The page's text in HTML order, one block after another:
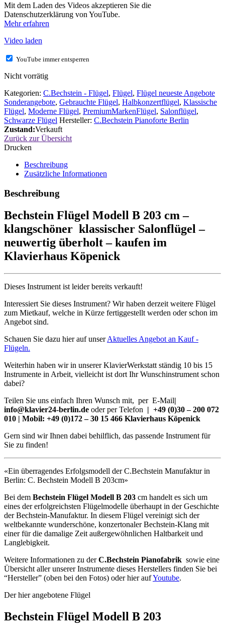
Mit dem Laden des Videos akzeptieren Sie die
Datenschutzerklärung von YouTube.
Mehr erfahren
Video laden
YouTube immer entsperren
Nicht vorrätig
Kategorien: C.Bechstein - Flügel, Flügel, Flügel neueste Angebote
Sonderangebote, Gebrauchte Flügel, Halbkonzertflügel, Klassische
Flügel, Moderne Flügel, PremiumMarkenFlügel, Salonflügel,
Schwarze Flügel Hersteller: C.Bechstein Pianoforte Berlin
Zustand:Verkauft
Zurück zur Übersicht
Drucken
Beschreibung
Zusätzliche Informationen
Beschreibung
Bechstein Flügel Modell B 203 cm –
klangschöner klassischer Salonflügel –
neuwertig überholt – kaufen im
Klavierhaus Köpenick
Dieses Instrument ist leider bereits verkauft!
Interessiert Sie dieses Instrument? Wir haben derzeit weitere Flügel
zum Mietkauf, welche in Kürze fertiggestellt werden oder schon im
Angebot sind.
Schauen Sie dazu hier auf unserAktuelles Angebot an Kauf -
Flügeln.
Weiterhin haben wir in unserer KlavierWerkstatt ständig 10 bis 15
Instrumente in Arbeit, vielleicht ist dort Ihr Wunschinstrument schon
dabei?
Teilen Sie uns einfach Ihren Wunsch mit, per E-Mail|
info@klavier24-berlin.de oder per Telefon | +49 (0)30 – 200 072
010 | Mobil: +49 (0)172 – 30 15 466 Klavierhaus Köpenick
Gern sind wir Ihnen dabei behilflich, das passende Instrument für
Sie zu finden!
«Ein überragendes Erfolgsmodell der C.Bechstein Manufaktur in
Berlin: C. Bechstein Modell B 203cm»
Bei dem Bechstein Flügel Modell B 203 cm handelt es sich um
eines der erfolgreichsten Flügelmodelle überhaupt in der Geschichte
der Bechstein-Manufaktur. In diesem Flügel vereinigt sich der
weltbekannte wunderschöne, konzertonaler Bechstein-Klang mit
einer für die damalige Zeit außergewöhnlichen Haltbarkeit und
Langlebigkeit.
Weitere Informationen zu derC.Bechstein Pianofabrik sowie eine
Übersicht aller unserer Instrumente dieses Herstellers finden Sie bei
“Hersteller” (oben bei den Fotos) oder hier aufYoutube.
Der hier angebotene Flügel
Bechstein Flügel Modell B 203